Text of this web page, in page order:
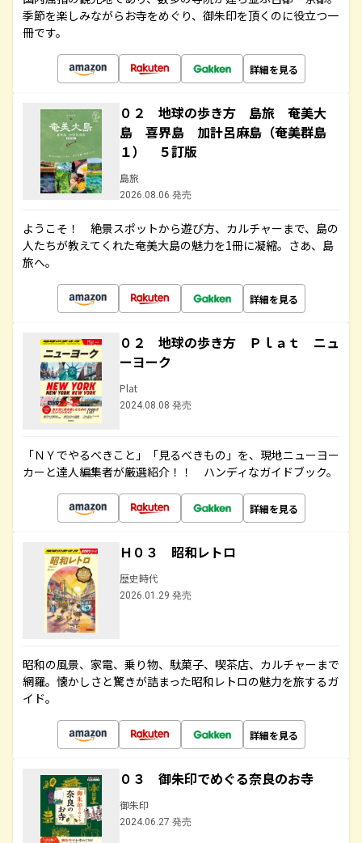
季節を楽しみながらお寺をめぐり、御朱印を頂くのに役立つ一
冊です。
詳細を見る
０２ 地球の歩き方 島旅 奄美大
島 喜界島 加計呂麻島（奄美群島
１） ５訂版
島旅
2026.08.06 発売
ようこそ！ 絶景スポットから遊び方、カルチャーまで、島の
人たちが教えてくれた奄美大島の魅力を1冊に凝縮。さあ、島
旅へ。
詳細を見る
０２ 地球の歩き方 Ｐｌａｔ ニュ
ーヨーク
Plat
2024.08.08 発売
「ＮＹでやるべきこと」「見るべきもの」を、現地ニューヨー
カーと達人編集者が厳選紹介！！ ハンディなガイドブック。
詳細を見る
Ｈ０３ 昭和レトロ
歴史時代
2026.01.29 発売
昭和の風景、家電、乗り物、駄菓子、喫茶店、カルチャーまで
網羅。懐かしさと驚きが詰まった昭和レトロの魅力を旅するガ
イド。
詳細を見る
０３ 御朱印でめぐる奈良のお寺
御朱印
2024.06.27 発売